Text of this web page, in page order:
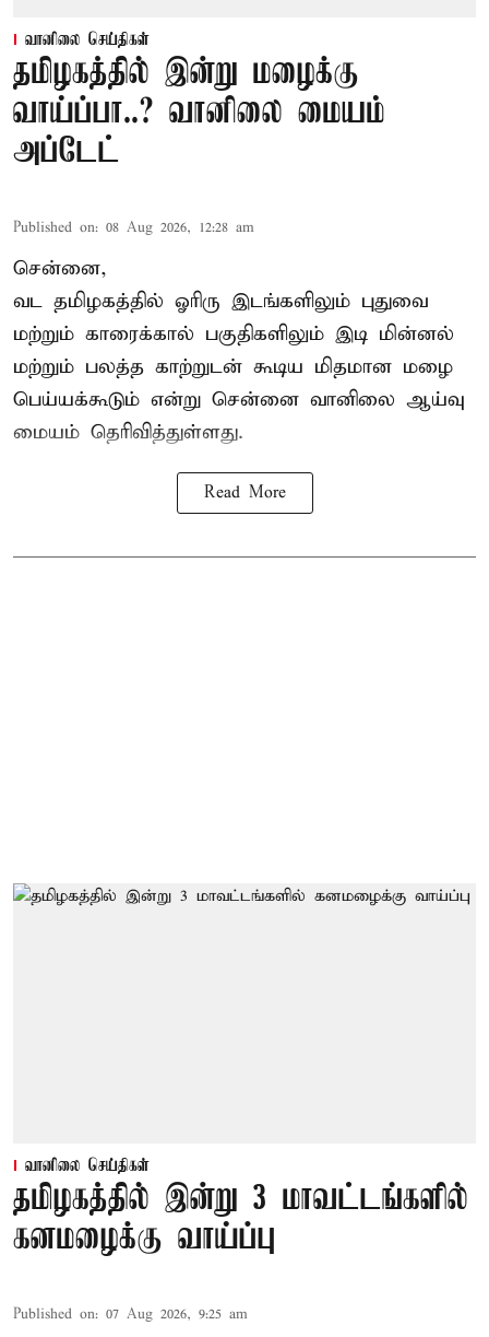
வானிலை செய்திகள்
தமிழகத்தில் இன்று மழைக்கு
வாய்ப்பா..? வானிலை மையம்
அப்டேட்
Published on: 08 Aug 2026, 12:28 am
சென்னை,
வட தமிழகத்தில் ஓரிரு இடங்களிலும் புதுவை
மற்றும் காரைக்கால் பகுதிகளிலும் இடி மின்னல்
மற்றும் பலத்த காற்றுடன் கூடிய மிதமான மழை
பெய்யக்கூடும் என்று சென்னை வானிலை ஆய்வு
மையம் தெரிவித்துள்ளது.
Read More
வானிலை செய்திகள்
தமிழகத்தில் இன்று 3 மாவட்டங்களில்
கனமழைக்கு வாய்ப்பு
Published on: 07 Aug 2026, 9:25 am